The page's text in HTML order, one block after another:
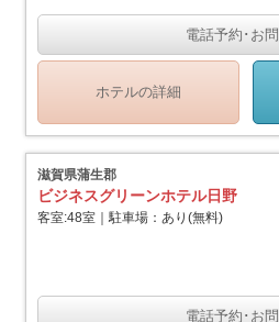
電話予約･お
ホテルの詳細
滋賀県蒲生郡
ビジネスグリーンホテル日野
客室:48室｜駐車場：あり(無料)
電話予約･お